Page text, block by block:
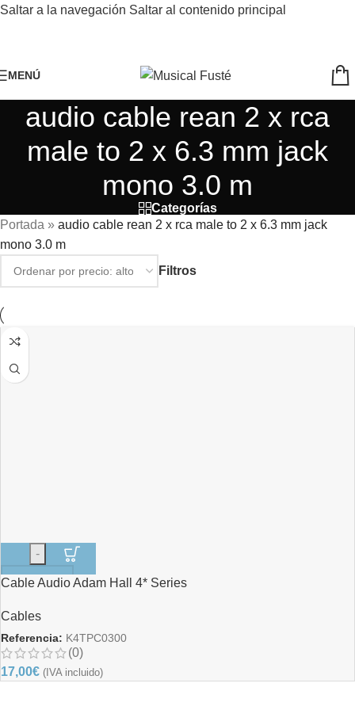
Saltar a la navegación Saltar al contenido principal
MENÚ
audio cable rean 2 x rca
male to 2 x 6.3 mm jack
mono 3.0 m
Categorías
Portada » audio cable rean 2 x rca male to 2 x 6.3 mm jack
mono 3.0 m
Filtros
-
Cable Audio Adam Hall 4* Series
Cables
Referencia: K4TPC0300
(0)
17,00€ (IVA incluido)